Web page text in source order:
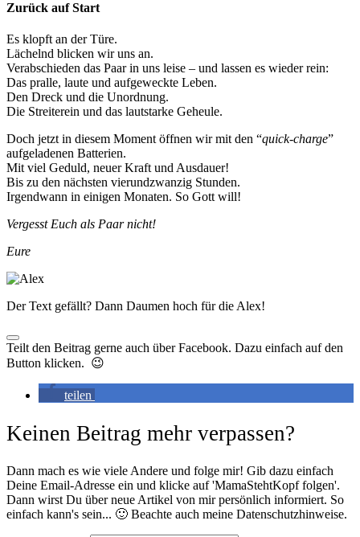
Zurück auf Start
Es klopft an der Türe.
Lächelnd blicken wir uns an.
Verabschieden das Paar in uns leise – und lassen es wieder rein:
Das pralle, laute und aufgeweckte Leben.
Den Dreck und die Unordnung.
Die Streiterein und das lautstarke Geheule.
Doch jetzt in diesem Moment öffnen wir mit den “quick-charge”
aufgeladenen Batterien.
Mit viel Geduld, neuer Kraft und Ausdauer!
Bis zu den nächsten vierundzwanzig Stunden.
Irgendwann in einigen Monaten. So Gott will!
Vergesst Euch als Paar nicht!
Eure
Der Text gefällt? Dann Daumen hoch für die Alex!
Teilt den Beitrag gerne auch über Facebook. Dazu einfach auf den
Button klicken. 😉
teilen
Keinen Beitrag mehr verpassen?
Dann mach es wie viele Andere und folge mir! Gib dazu einfach
Deine Email-Adresse ein und klicke auf 'MamaStehtKopf folgen'.
Dann wirst Du über neue Artikel von mir persönlich informiert. So
einfach kann's sein... 🙂 Beachte auch meine Datenschutzhinweise.